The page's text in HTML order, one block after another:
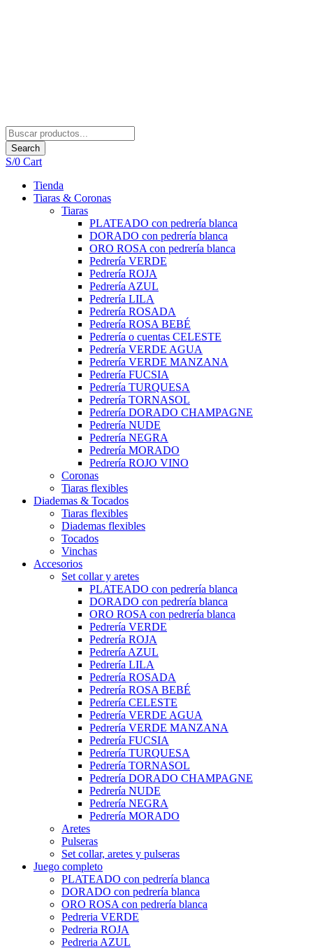
Search
S/0 Cart
Tienda
Tiaras & Coronas
Tiaras
PLATEADO con pedrería blanca
DORADO con pedrería blanca
ORO ROSA con pedrería blanca
Pedrería VERDE
Pedrería ROJA
Pedrería AZUL
Pedrería LILA
Pedrería ROSADA
Pedrería ROSA BEBÉ
Pedrería o cuentas CELESTE
Pedrería VERDE AGUA
Pedrería VERDE MANZANA
Pedrería FUCSIA
Pedrería TURQUESA
Pedrería TORNASOL
Pedrería DORADO CHAMPAGNE
Pedrería NUDE
Pedrería NEGRA
Pedrería MORADO
Pedrería ROJO VINO
Coronas
Tiaras flexibles
Diademas & Tocados
Tiaras flexibles
Diademas flexibles
Tocados
Vinchas
Accesorios
Set collar y aretes
PLATEADO con pedrería blanca
DORADO con pedrería blanca
ORO ROSA con pedrería blanca
Pedrería VERDE
Pedrería ROJA
Pedrería AZUL
Pedrería LILA
Pedrería ROSADA
Pedrería ROSA BEBÉ
Pedrería CELESTE
Pedrería VERDE AGUA
Pedrería VERDE MANZANA
Pedrería FUCSIA
Pedrería TURQUESA
Pedrería TORNASOL
Pedrería DORADO CHAMPAGNE
Pedrería NUDE
Pedrería NEGRA
Pedrería MORADO
Aretes
Pulseras
Set collar, aretes y pulseras
Juego completo
PLATEADO con pedrería blanca
DORADO con pedrería blanca
ORO ROSA con pedrería blanca
Pedreria VERDE
Pedreria ROJA
Pedreria AZUL